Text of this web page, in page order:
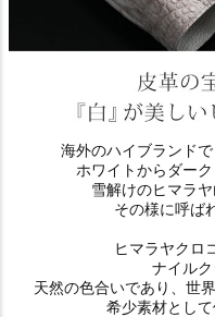
海外のハイブランド
ホワイトからダー
雪解けのヒマラ
その様に呼ば
ヒマラヤクロ
ナイル
天然の色合いであり、世
希少素材として